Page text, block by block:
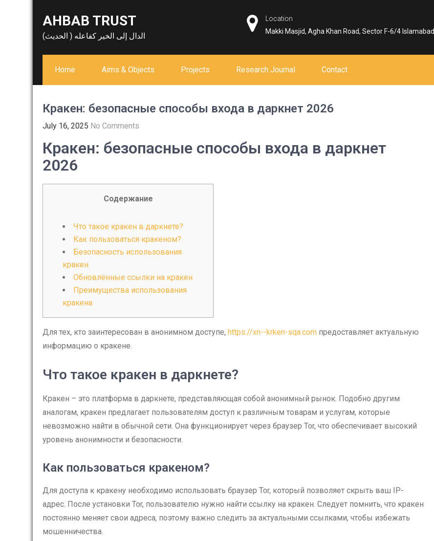
AHBAB TRUST
الدال إلى الخير كفاعله ( الحديث)
Location
Makki Masjid, Agha Khan Road, Sector F-6/4 Islamabad
Home Aims & Objects Projects Research Journal Contact
Кракен: безопасные способы входа в даркнет 2026
July 16, 2025 No Comments
Кракен: безопасные способы входа в даркнет
2026
Содержание
Что такое кракен в даркнете?
Как пользоваться кракеном?
Безопасность использования
кракен
Обновлённые ссылки на кракен
Преимущества использования
кракена
Для тех, кто заинтересован в анонимном доступе, https://xn--krken-sqa.com предоставляет актуальную
информацию о кракене.
Что такое кракен в даркнете?
Кракен – это платформа в даркнете, представляющая собой анонимный рынок. Подобно другим
аналогам, кракен предлагает пользователям доступ к различным товарам и услугам, которые
невозможно найти в обычной сети. Она функционирует через браузер Tor, что обеспечивает высокий
уровень анонимности и безопасности.
Как пользоваться кракеном?
Для доступа к кракену необходимо использовать браузер Tor, который позволяет скрыть ваш IP-
адрес. После установки Tor, пользователю нужно найти ссылку на кракен. Следует помнить, что кракен
постоянно меняет свои адреса, поэтому важно следить за актуальными ссылками, чтобы избежать
мошенничества.